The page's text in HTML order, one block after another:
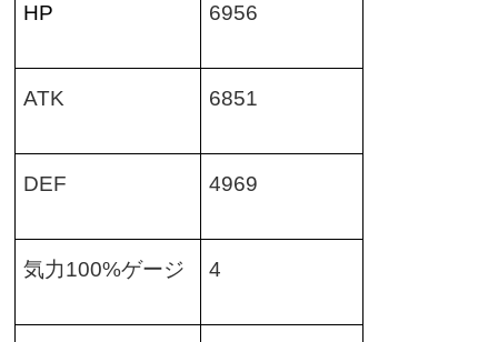
HP 6956
ATK 6851
DEF 4969
気力100%ゲージ 4